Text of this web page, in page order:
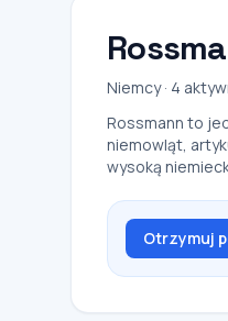
Niemcy · 4
Rossmann to
niemowląt,
wysoką
Otrzymuj